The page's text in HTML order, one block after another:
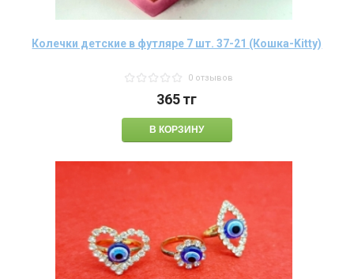
Колечки детские в футляре 7 шт. 37-21 (Кошка-Kitty)
0 отзывов
365тг